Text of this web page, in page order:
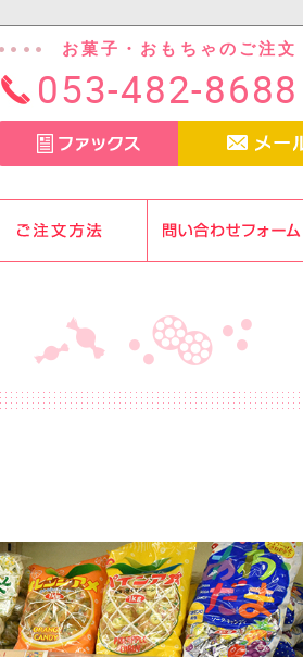
お菓子・おもちゃのご注文
053-482-8688